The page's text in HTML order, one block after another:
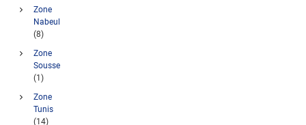
Zone
Nabeul
(8)
Zone
Sousse
(1)
Zone
Tunis
(14)